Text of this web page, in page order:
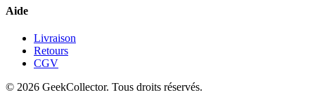
Aide
Livraison
Retours
CGV
© 2026 GeekCollector. Tous droits réservés.